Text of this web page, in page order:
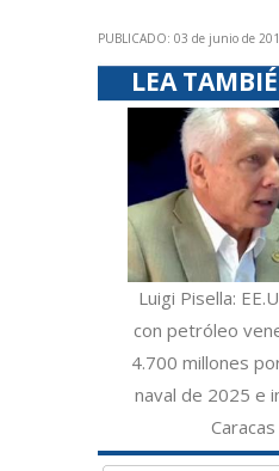
PUBLICADO: 03 de junio de
LEA
Luigi Pisella:
con petróleo
4.700 millones
naval de 2025 e
Caracas